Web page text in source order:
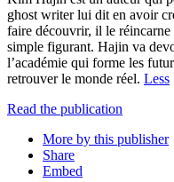
ghost writer lui dit en avoir
faire découvrir, il le
simple figurant. Hajin va
l’académie qui forme les
retrouver le monde réel. Less
Read the publication
More by this publisher
Share
Embed